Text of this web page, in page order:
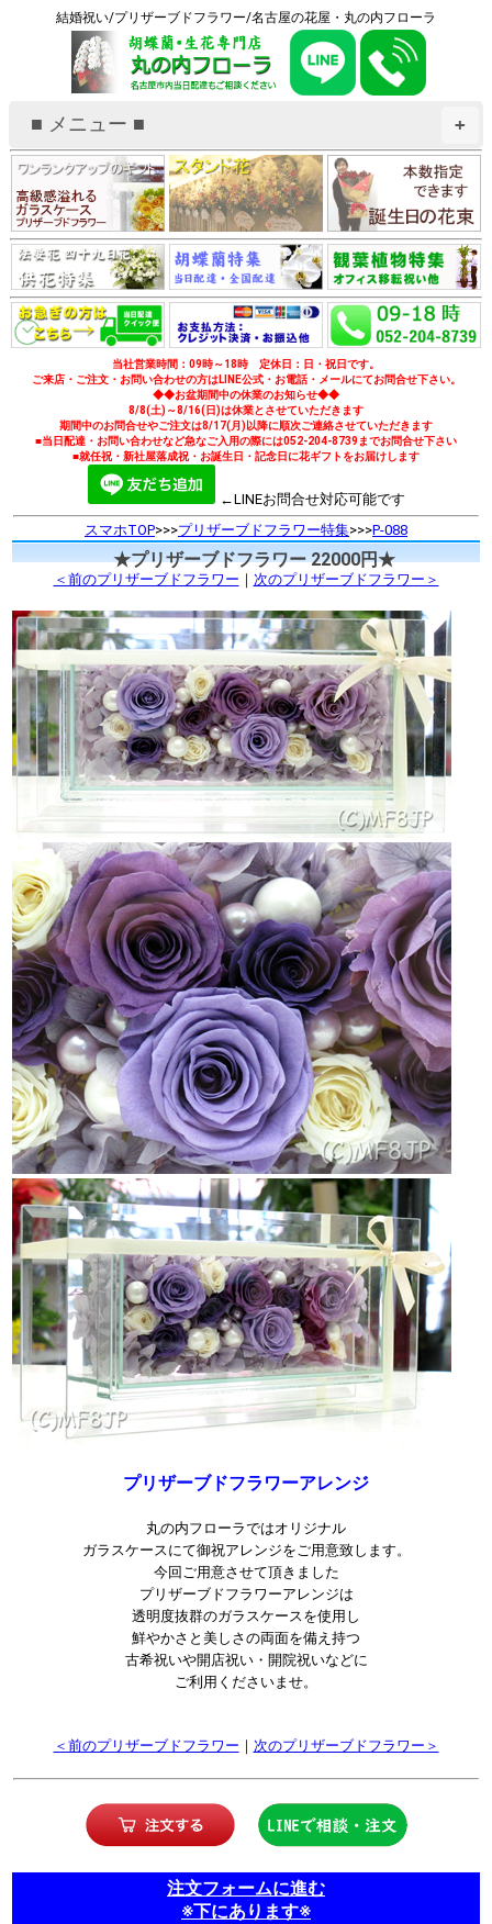
結婚祝い/プリザーブドフラワー/名古屋の花屋・丸の内フローラ
+
■ メニュー ■
当社営業時間：09時～18時 定休日：日・祝日です。
ご来店・ご注文・お問い合わせの方はLINE公式・お電話・メールにてお問合せ下さい。
◆◆お盆期間中の休業のお知らせ◆◆
8/8(土)～8/16(日)は休業とさせていただきます
期間中のお問合せやご注文は8/17(月)以降に順次ご連絡させていただきます
■当日配達・お問い合わせなど急なご入用の際には052-204-8739までお問合せ下さい
■就任祝・新社屋落成祝・お誕生日・記念日に花ギフトをお届けします
←LINEお問合せ対応可能です
スマホTOP>>>プリザーブドフラワー特集>>>P-088
★プリザーブドフラワー 22000円★
＜前のプリザーブドフラワー ｜ 次のプリザーブドフラワー＞
プリザーブドフラワーアレンジ
丸の内フローラではオリジナル
ガラスケースにて御祝アレンジをご用意致します。
今回ご用意させて頂きました
プリザーブドフラワーアレンジは
透明度抜群のガラスケースを使用し
鮮やかさと美しさの両面を備え持つ
古希祝いや開店祝い・開院祝いなどに
ご利用くださいませ。
＜前のプリザーブドフラワー ｜ 次のプリザーブドフラワー＞
注文フォームに進む
※下にあります※